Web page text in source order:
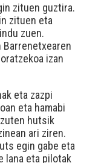
zituen guztira.
zituen eta
zuen.
Barrenetxearen
izan
eta zazpi
eta hamabi
hutsik
ari ziren.
egin gabe eta
lana eta pilotak